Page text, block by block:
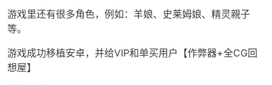
游戏里还有很多角色，例如：羊娘、史莱姆娘、精灵親子
等。
游戏成功移植安卓，并给VIP和单买用户【作弊器+全CG回
想屋】